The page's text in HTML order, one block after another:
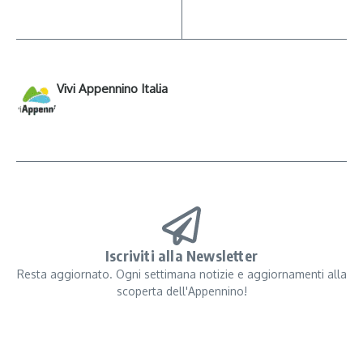
Vivi Appennino Italia
Iscriviti alla Newsletter
Resta aggiornato. Ogni settimana notizie e aggiornamenti alla
scoperta dell'Appennino!